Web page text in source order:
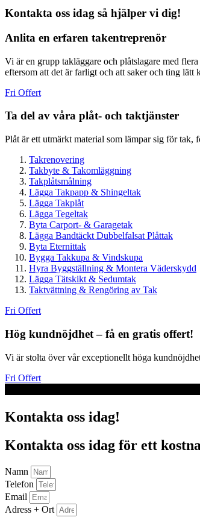
Kontakta oss idag så hjälper vi dig!
Anlita en erfaren takentreprenör
Vi är en grupp takläggare och plåtslagare med
eftersom att det är farligt och att saker och ting
Fri Offert
Ta del av våra plåt- och taktjänster
Plåt är ett utmärkt material som lämpar sig för tak,
Takrenovering
Takbyte & Takomläggning
Takplåtsmålning
Lägga Takpapp & Shingeltak
Lägga Takplåt
Lägga Tegeltak
Byta Carport- & Garagetak
Lägga Bandtäckt Dubbelfalsat Plåttak
Byta Eternittak
Bygga Takkupa & Vindskupa
Hyra Byggställning & Montera Väderskydd
Lägga Tätskikt & Sedumtak
Taktvättning & Rengöring av Tak
Fri Offert
Hög kundnöjdhet – få en gratis offert!
Vi är stolta över vår exceptionellt höga
Fri Offert
Kontakta oss idag!
Kontakta oss idag för ett
Namn
Telefon
Email
Adress + Ort